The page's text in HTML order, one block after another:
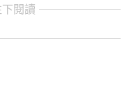
閱讀